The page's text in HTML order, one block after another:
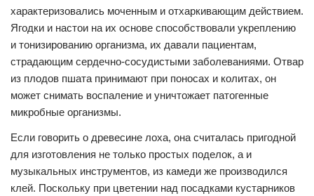
характеризовались моченным и отхаркивающим действием.
Ягодки и настои на их основе способствовали укреплению
и тонизированию организма, их давали пациентам,
страдающим сердечно-сосудистыми заболеваниями. Отвар
из плодов пшата принимают при поносах и колитах, он
может снимать воспаление и уничтожает патогенные
микробные организмы.
Если говорить о древесине лоха, она считалась пригодной
для изготовления не только простых поделок, а и
музыкальных инструментов, из камеди же производился
клей. Поскольку при цветении над посадками кустарников